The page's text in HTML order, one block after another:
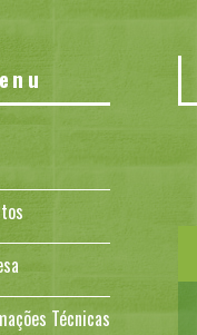
Técnicas